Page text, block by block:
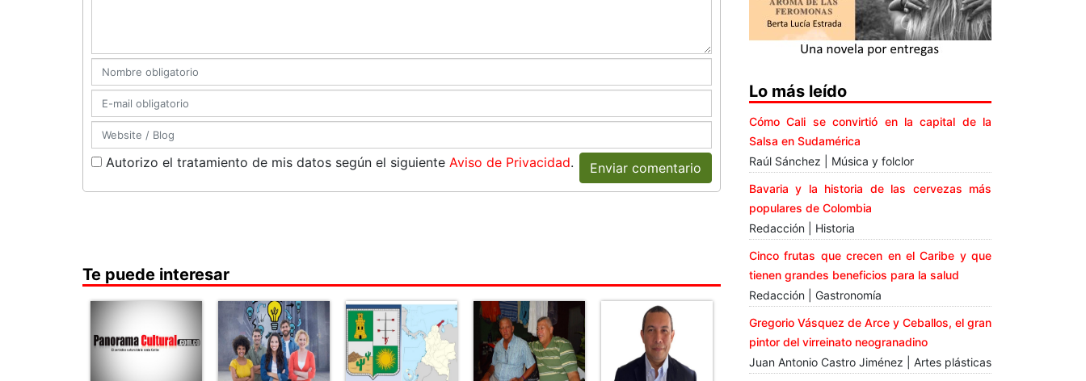
Autorizo el tratamiento de mis datos según el siguiente Aviso de Privacidad. Enviar comentario
Te puede interesar
Lo más leído
Cómo Cali se convirtió en la capital de la
Salsa en Sudamérica
Raúl Sánchez | Música y folclor
Bavaria y la historia de las cervezas más
populares de Colombia
Redacción | Historia
Cinco frutas que crecen en el Caribe y que
tienen grandes beneficios para la salud
Redacción | Gastronomía
Gregorio Vásquez de Arce y Ceballos, el gran
pintor del virreinato neogranadino
Juan Antonio Castro Jiménez | Artes plásticas